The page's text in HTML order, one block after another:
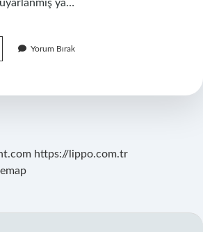
ya…
Yorum Bırak
https://lippo.com.tr